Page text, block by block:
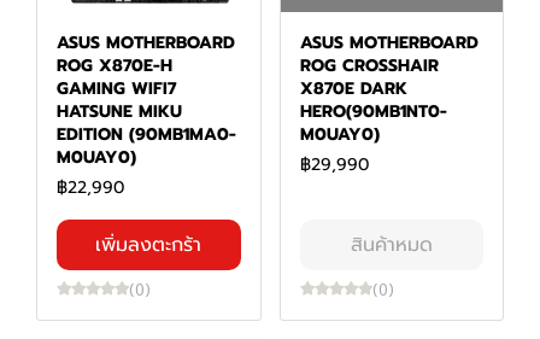
ASUS MOTHERBOARD
ROG X870E-H
GAMING WIFI7
HATSUNE MIKU
EDITION (90MB1MA0-
M0UAY0)
฿22,990
เพิ่มลงตะกร้า
(0)
ASUS MOTHERBOARD
ROG CROSSHAIR
X870E DARK
HERO(90MB1NT0-
M0UAY0)
฿29,990
สินค้าหมด
(0)